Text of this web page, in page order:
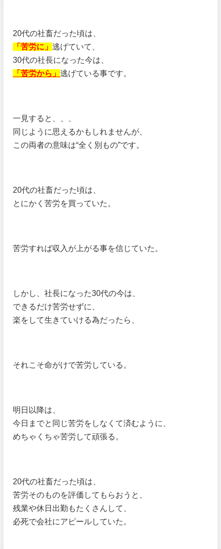
20代の社畜だった頃は、
「苦労に」逃げていて、
30代の社長になった今は、
「苦労から」逃げている事です。
一見すると、、、
同じように思えるかもしれませんが、
この両者の意味は“全く別もの”です。
20代の社畜だった頃は、
とにかく苦労を買っていた。
苦労すれば収入が上がる事を信じていた。
しかし、社長になった30代の今は、
できるだけ苦労せずに、
楽をして生きていける為だったら、
それこそ命がけで苦労している。
明日以降は、
今日までと同じ苦労をしなくて済むように、
めちゃくちゃ苦労して頑張る。
20代の社畜だった頃は、
苦労そのものを評価してもらおうと、
残業や休日出勤もたくさんして、
必死で会社にアピールしていた。